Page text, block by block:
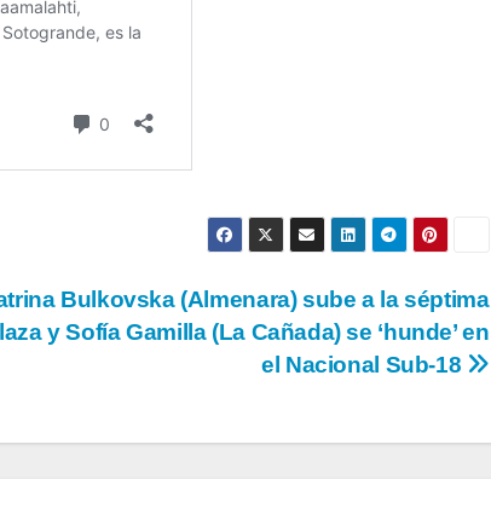
Bulkovska (Almenara) sube a la séptima
y Sofía Gamilla (La Cañada) se ‘hunde’ en
el Nacional Sub-18